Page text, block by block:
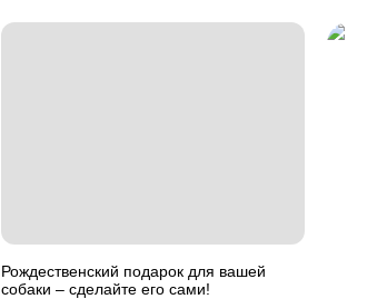
Рождественский подарок для вашей
собаки – сделайте его сами!